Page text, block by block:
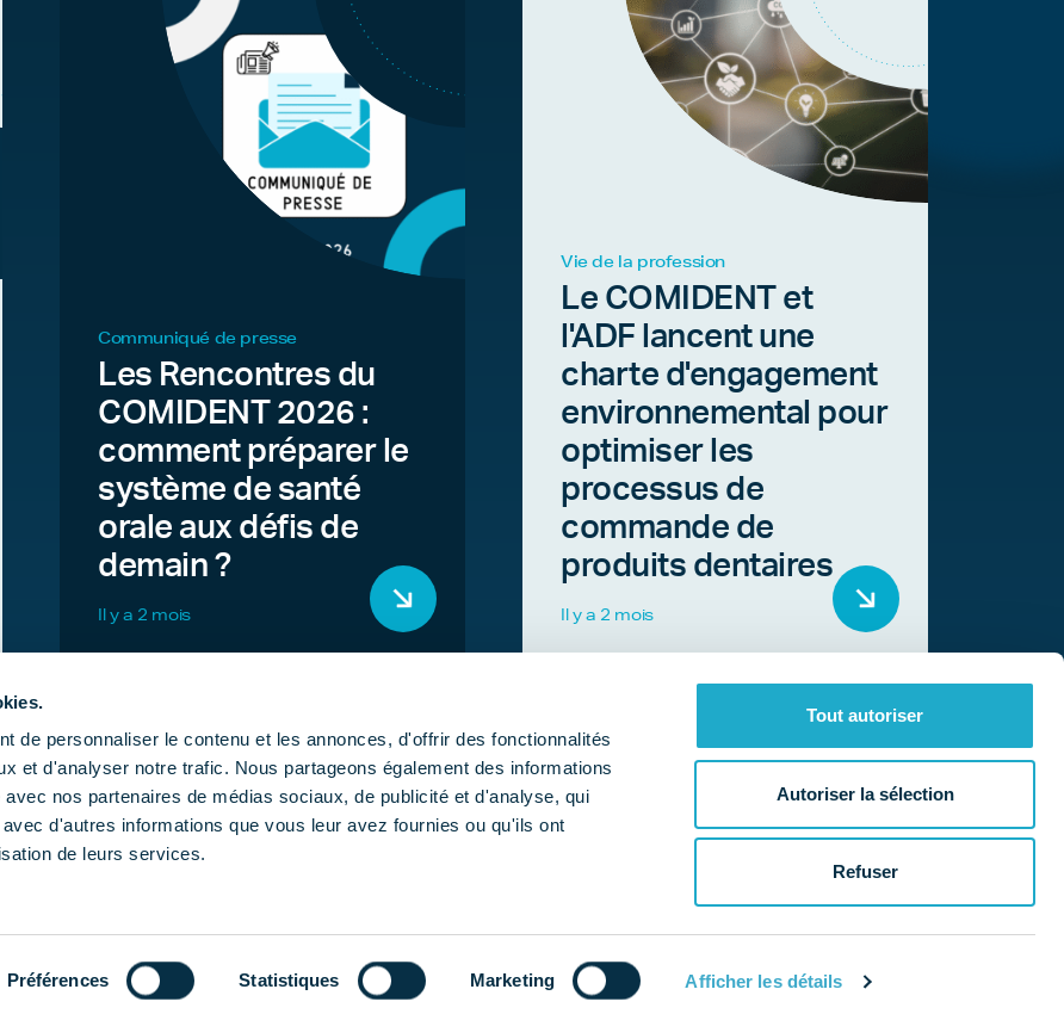
de personnaliser le contenu et les annonces, d'offrir des fonctionnalités
et d'analyser notre trafic. Nous partageons également des informations
nos partenaires de médias sociaux, de publicité et d'analyse, qui
d'autres informations que vous leur avez fournies ou qu'ils ont
de leurs services.
Préférences Statistiques Marketing Afficher les détails
Tout autoriser
Autoriser la sélection
Refuser
Communiqué de presse
Les Rencontres du
COMIDENT 2026 :
comment préparer le
système de santé
orale aux défis de
demain ?
Il y a 2 mois
Vie de la profession
Le COMIDENT et
l'ADF lancent une
charte d'engagement
environnemental pour
optimiser les
processus de
commande de
produits dentaires
Il y a 2 mois
Publications Nos missions